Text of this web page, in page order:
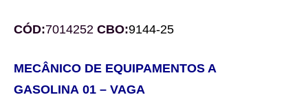
CÓD:7014252 CBO:9144-25
MECÂNICO DE EQUIPAMENTOS A
GASOLINA 01 – VAGA